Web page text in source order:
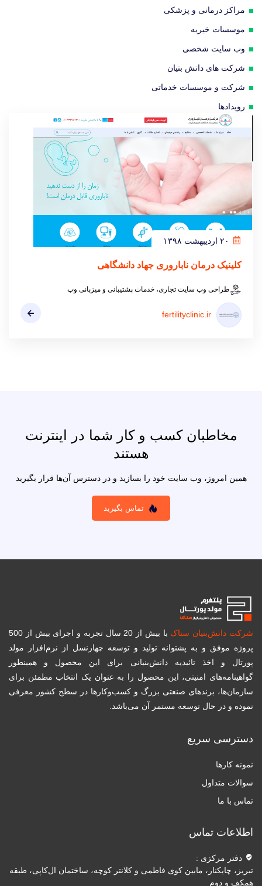
مراکز درمانی و پزشکی
موسسات خیریه
وب سایت شخصی
شرکت های دانش بنیان
شرکت و موسسات خدماتی
رویدادها
کلینیک درمان ناباروری جهاد دانشگاهی
طراحی وب سایت تجاری، خدمات پشتیبانی و میزبانی وب
fertilityclinic.ir
مخاطبان کسب و کار شما در اینترنت
هستند
همین امروز، وب سایت خود را بسازید و در دسترس آن‌ها قرار بگیرید
تماس بگیرید
شرکت دانش‌بنیان ستاک
با بیش از 20 سال تجربه و اجرای بیش از 500
پروژه موفق و به پشتوانه تولید و توسعه چهارنسل از نرم‌افزار مولد
پورتال و اخذ تائیدیه دانش‌بنیانی برای این محصول و همینطور
گواهینامه‌های امنیتی، این محصول را به عنوان یک انتخاب مطمئن برای
سازمان‌ها، برندهای صنعتی بزرگ و کسب‌و‌کارها در سطح کشور معرفی
نموده و در حال توسعه مستمر آن می‌باشد.
دسترسی سریع
نمونه کارها
سوالات متداول
تماس با ما
اطلاعات تماس
دفتر مرکزی :
تبریز، چایکنار، مابین کوی فاطمی و کلانتر کوچه، ساختمان ال‌کاپی، طبقه
همکف و دوم